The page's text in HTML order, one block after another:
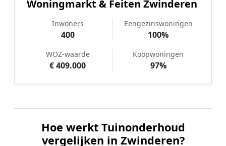
Woningmarkt & Feiten Zwinderen
Inwoners
400
Eengezinswoningen
100%
WOZ-waarde
€ 409.000
Koopwoningen
97%
Hoe werkt Tuinonderhoud
vergelijken in Zwinderen?